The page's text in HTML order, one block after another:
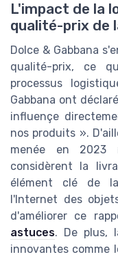
L'impact de la
qualité-prix de
Dolce & Gabbana
qualité-prix, ce
processus
Gabbana ont
influençe
nos produits ».
menée en 2023
considèrent la
élément clé de
l'Internet des
d'améliorer ce
astuces. De plus,
innovantes comme